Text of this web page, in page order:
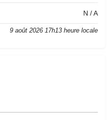
N / A
9 août 2026 17h13 heure locale